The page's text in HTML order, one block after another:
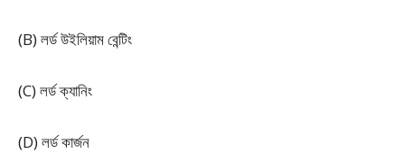
(B) লর্ড উইলিয়াম বেন্টিং
(C) লর্ড ক্যানিং
(D) লর্ড কার্জন